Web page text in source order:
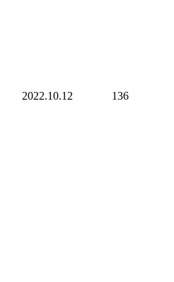
2022.10.12 136